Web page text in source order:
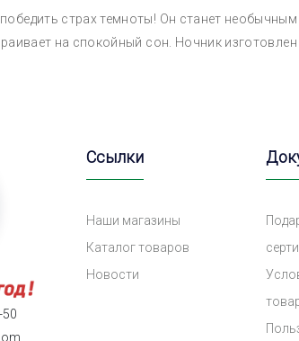
страх темноты! Он станет
на спокойный сон. Ночник
Ссылки
Наши магазины
Каталог товаров
Новости